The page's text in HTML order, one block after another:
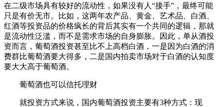
在二级市场具有较好的流动性，如果没有人“接手”，最终可能
只是有价无市。比如，这两年农产品、黄金、艺术品、白酒、
红酒等投资品的价格疯长的背后其实有一个共同的逻辑，那就
是流动性泛滥，而不是需求市场的自身膨胀。因此，单从酒投
资而言，葡萄酒投资甚至比不上高档白酒，一是因为白酒的消
费群比葡萄酒要大得多，二是国内拍卖市场对于白酒的认知度
要大大高于葡萄酒。
葡萄酒也可以信托理财
就投资方式来说，国内葡萄酒投资主要有3种方式：现